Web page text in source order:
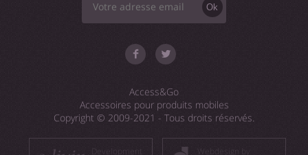
Ok
Access&Go
Accessoires pour produits mobiles
Copyright © 2009-2021 - Tous droits réservés.
Development Webdesign by